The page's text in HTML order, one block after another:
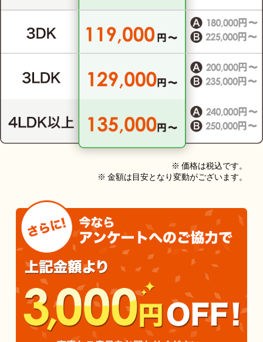
※ 価格は税込です。
※ 金額は目安となり変動がございます。